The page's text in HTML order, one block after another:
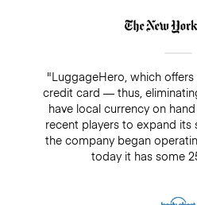
"LuggageHero, which
credit card — thus,
have local currency on
recent players to expand its
the company began
today it has some